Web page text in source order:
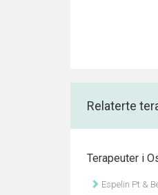
Relaterte
Terapeuter i
Espelin Pt &